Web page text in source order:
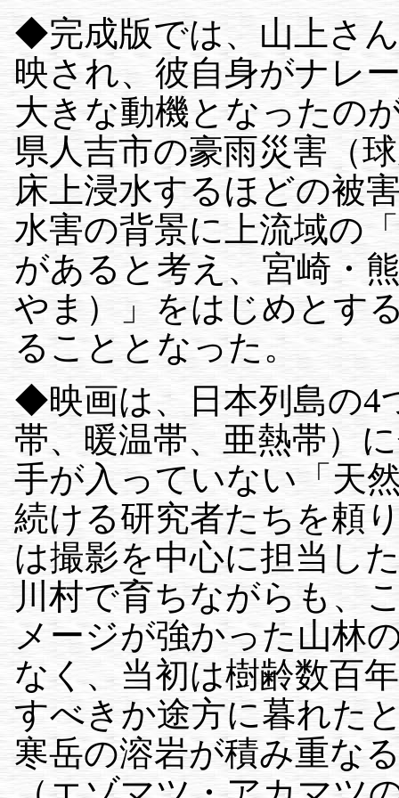
◆完成版では、山上さ
映され、彼自身がナレ
大きな動機となったの
県人吉市の豪雨災害（
床上浸水するほどの被
水害の背景に上流域の
があると考え、宮崎・
やま）」をはじめとす
ることとなった。
◆映画は、日本列島の4
帯、暖温帯、亜熱帯）
手が入っていない「天
続ける研究者たちを頼
は撮影を中心に担当し
川村で育ちながらも、
メージが強かった山林
なく、当初は樹齢数百
すべきか途方に暮れた
寒岳の溶岩が積み重な